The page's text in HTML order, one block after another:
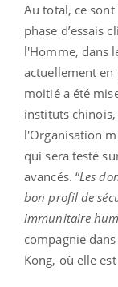
Au total, ce
phase d’essais
l'Homme, dans
actuellement en
moitié a été
instituts
l'Organisation
qui sera testé
avancés. “Les
bon profil de
immunitaire
compagnie
Kong, où elle